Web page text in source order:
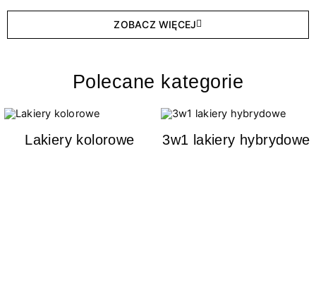
ZOBACZ WIĘCEJ
Polecane kategorie
Lakiery kolorowe 3w1 lakiery hybrydowe